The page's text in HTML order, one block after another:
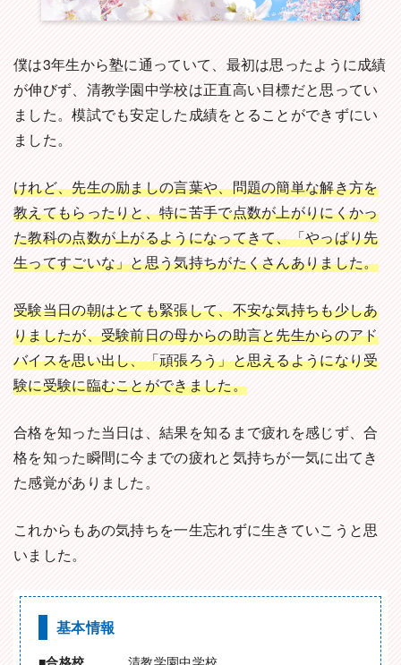
僕は3年生から塾に通っていて、最初は思ったように成績
が伸びず、清教学園中学校は正直高い目標だと思ってい
ました。模試でも安定した成績をとることができずにい
ました。
けれど、先生の励ましの言葉や、問題の簡単な解き方を
教えてもらったりと、特に苦手で点数が上がりにくかっ
た教科の点数が上がるようになってきて、「やっぱり先
生ってすごいな」と思う気持ちがたくさんありました。
受験当日の朝はとても緊張して、不安な気持ちも少しあ
りましたが、受験前日の母からの助言と先生からのアド
バイスを思い出し、「頑張ろう」と思えるようになり受
験に受験に臨むことができました。
合格を知った当日は、結果を知るまで疲れを感じず、合
格を知った瞬間に今までの疲れと気持ちが一気に出てき
た感覚がありました。
これからもあの気持ちを一生忘れずに生きていこうと思
いました。
基本情報